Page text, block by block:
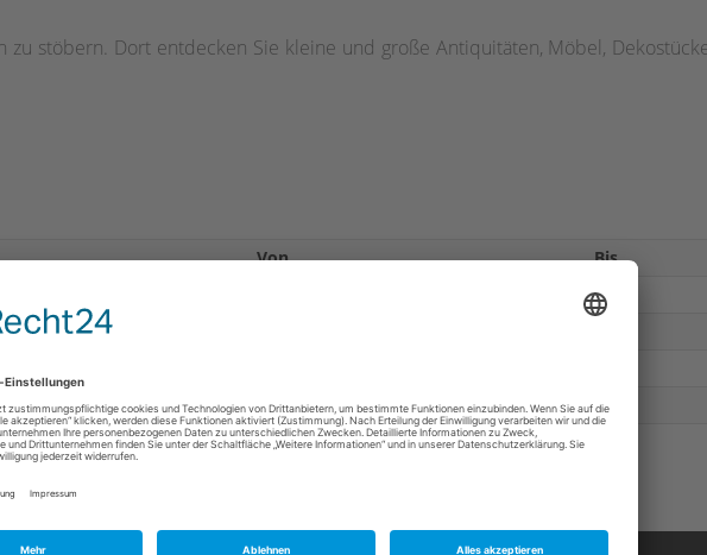
stöbern. Dort entdecken Sie kleine und große Antiquitäten, Möbel,
Von
Bis
17:00
12:00
17:00
12:00